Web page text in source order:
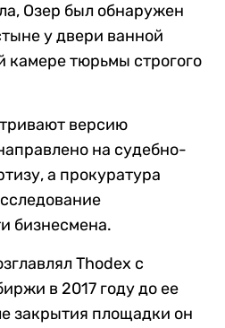
Озер был обнаружен
у двери ванной
камере тюрьмы строгого
версию
на судебно-
а прокуратура
бизнесмена.
Thodex с
в 2017 году до ее
закрытия площадки он